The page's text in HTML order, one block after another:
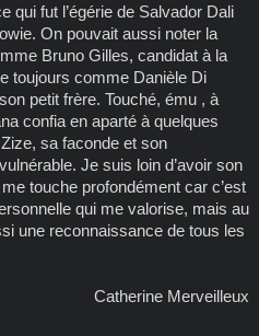
qui fut l’égérie de Salvador Dali
On pouvait aussi noter la
Bruno Gilles, candidat à la
toujours comme Danièle Di
petit frère. Touché, ému , à
confia en aparté à quelques
sa faconde et son
Je suis loin d’avoir son
touche profondément car c’est
qui me valorise, mais au
une reconnaissance de tous les
Catherine Merveilleux